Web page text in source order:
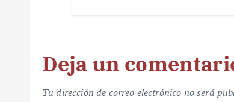
Deja un
Tu dirección de correo electrónico no será